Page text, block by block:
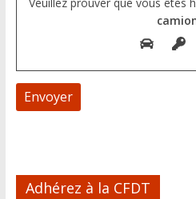
l
Adhérez à la CFDT